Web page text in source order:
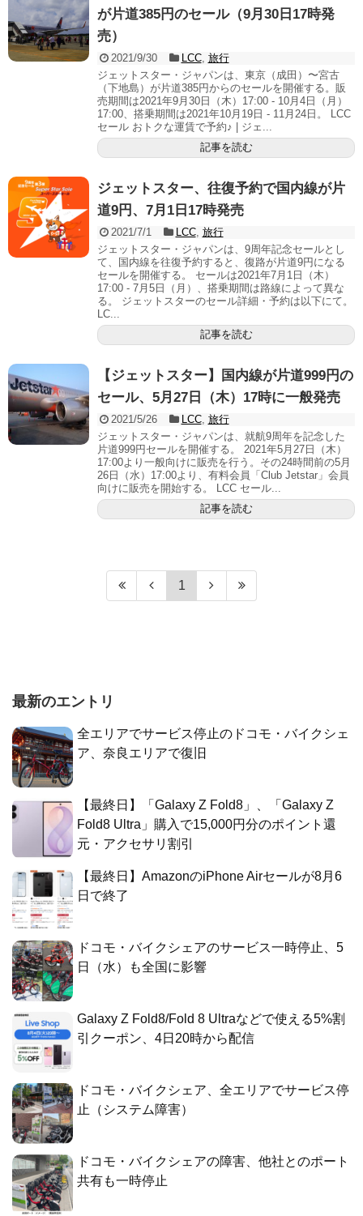
が片道385円のセール（9月30日17時発
売）
2021/9/30 LCC, 旅行
ジェットスター・ジャパンは、東京（成田）〜宮古
（下地島）が片道385円からのセールを開催する。販
売期間は2021年9月30日（木）17:00 - 10月4日（月）
17:00、搭乗期間は2021年10月19日 - 11月24日。 LCC
セール おトクな運賃で予約♪ | ジェ...
記事を読む
ジェットスター、往復予約で国内線が片
道9円、7月1日17時発売
2021/7/1 LCC, 旅行
ジェットスター・ジャパンは、9周年記念セールとし
て、国内線を往復予約すると、復路が片道9円になる
セールを開催する。 セールは2021年7月1日（木）
17:00 - 7月5日（月）、搭乗期間は路線によって異な
る。 ジェットスターのセール詳細・予約は以下にて。
LC...
記事を読む
【ジェットスター】国内線が片道999円の
セール、5月27日（木）17時に一般発売
2021/5/26 LCC, 旅行
ジェットスター・ジャパンは、就航9周年を記念した
片道999円セールを開催する。 2021年5月27日（木）
17:00より一般向けに販売を行う。その24時間前の5月
26日（水）17:00より、有料会員「Club Jetstar」会員
向けに販売を開始する。 LCC セール...
記事を読む
1
最新のエントリ
全エリアでサービス停止のドコモ・バイクシェ
ア、奈良エリアで復旧
【最終日】「Galaxy Z Fold8」、「Galaxy Z
Fold8 Ultra」購入で15,000円分のポイント還
元・アクセサリ割引
【最終日】AmazonのiPhone Airセールが8月6
日で終了
ドコモ・バイクシェアのサービス一時停止、5
日（水）も全国に影響
Galaxy Z Fold8/Fold 8 Ultraなどで使える5%割
引クーポン、4日20時から配信
ドコモ・バイクシェア、全エリアでサービス停
止（システム障害）
ドコモ・バイクシェアの障害、他社とのポート
共有も一時停止